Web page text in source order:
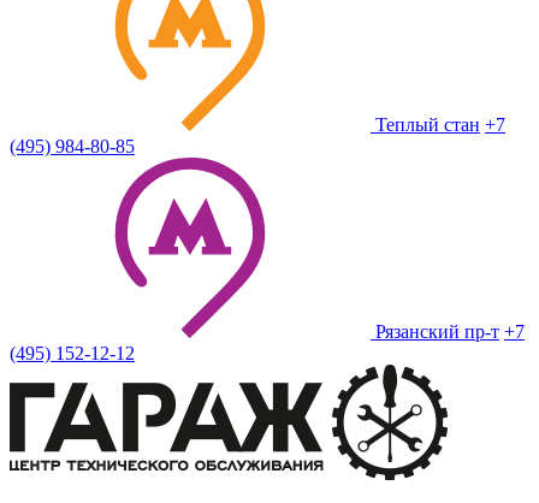
Теплый стан +7
(495) 984-80-85
Рязанский пр-т +7
(495) 152-12-12